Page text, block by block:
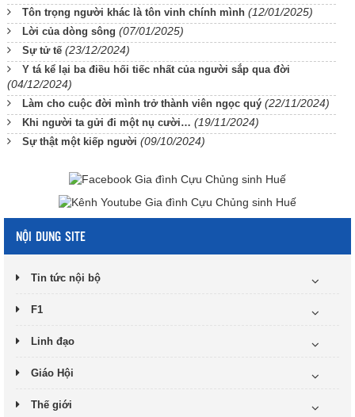
Tôn trọng người khác là tôn vinh chính mình (12/01/2025)
Lời của dòng sông (07/01/2025)
Sự tử tế (23/12/2024)
Y tá kể lại ba điều hối tiếc nhất của người sắp qua đời
(04/12/2024)
Làm cho cuộc đời mình trở thành viên ngọc quý (22/11/2024)
Khi người ta gửi đi một nụ cười… (19/11/2024)
Sự thật một kiếp người (09/10/2024)
NỘI DUNG SITE
Tin tức nội bộ
F1
Linh đạo
Giáo Hội
Thế giới